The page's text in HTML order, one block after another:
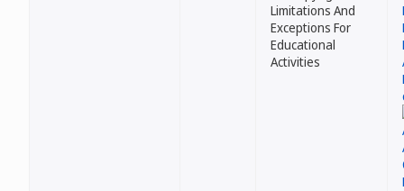
Limitations And
Exceptions For
Educational
Activities